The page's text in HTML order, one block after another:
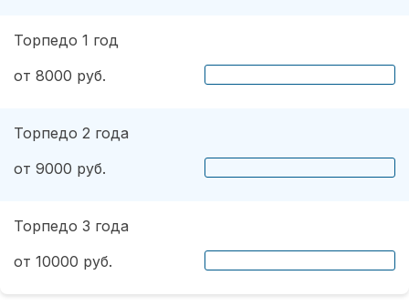
Торпедо 1 год
от 8000 руб.
Торпедо 2 года
от 9000 руб.
Торпедо 3 года
от 10000 руб.